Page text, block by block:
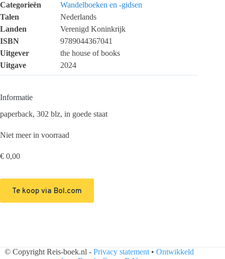
Categorieën
Wandelboeken en -gidsen
Talen
Nederlands
Landen
Verenigd Koninkrijk
ISBN
9789044367041
Uitgever
the house of books
Uitgave
2024
Informatie
paperback, 302 blz, in goede staat
Niet meer in voorraad
€ 0,00
Te koop via Bol.com
© Copyright Reis-boek.nl - Privacy statement • Ontwikkeld